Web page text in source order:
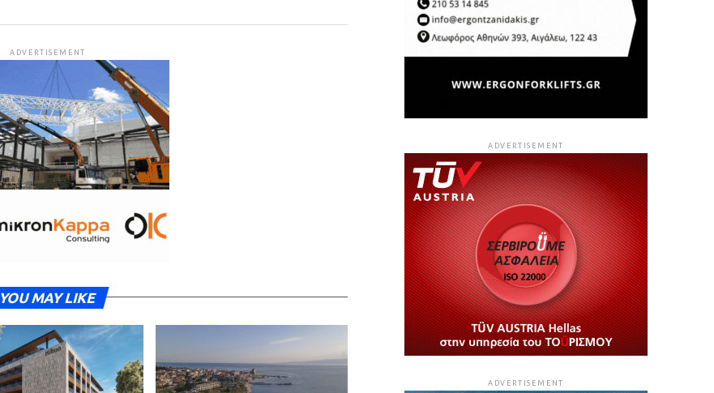
ADVERTISEMENT
YOU MAY LIKE
ADVERTISEMENT
ADVERTISEMENT